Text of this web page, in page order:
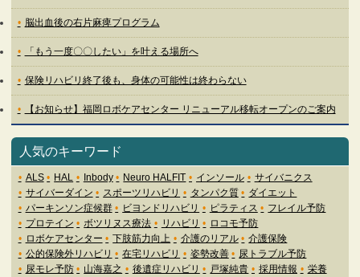
脳出血後の右片麻痺プログラム
「もう一度〇〇したい」を叶える場所へ
保険リハビリ終了後も、身体の可能性は終わらない
【お知らせ】福岡ロボケアセンター リニューアル移転オープンのご案内
人気のキーワード
ALS HAL Inbody Neuro HALFIT インソール
サイバニクス
サイバーダイン
スポーツリハビリ タンパク質
ダイエット
パーキンソン症候群
ビヨンドリハビリ ピラティス
フレイル予防
プロテイン
ボツリヌス療法 リハビリ
ロコモ予防
ロボケアセンター
下肢筋力向上 介護のリアル
介護保険
公的保険外リハビリ
在宅リハビリ 姿勢改善
尿トラブル予防
尿モレ予防
山海嘉之 後遺症リハビリ 戸塚純貴 採用情報 栄養